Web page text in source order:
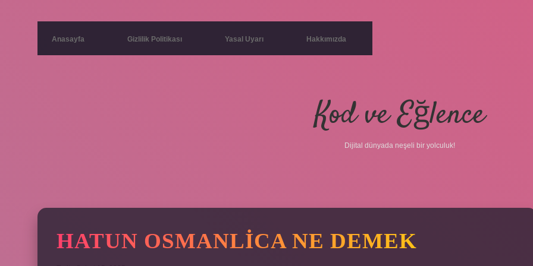
Anasayfa Gizlilik Politikası Yasal Uyarı Hakkımızda
Kod ve Eğlence
Dijital dünyada neşeli bir yolculuk!
HATUN OSMANLICA NE DEMEK